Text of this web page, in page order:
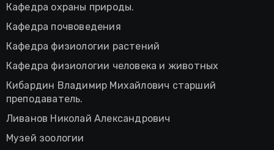
Кафедра охраны природы.
Кафедра почвоведения
Кафедра физиологии растений
Кафедра физиологии человека и животных
Кибардин Владимир Михайлович старший
преподаватель.
Ливанов Николай Александрович
Музей зоологии